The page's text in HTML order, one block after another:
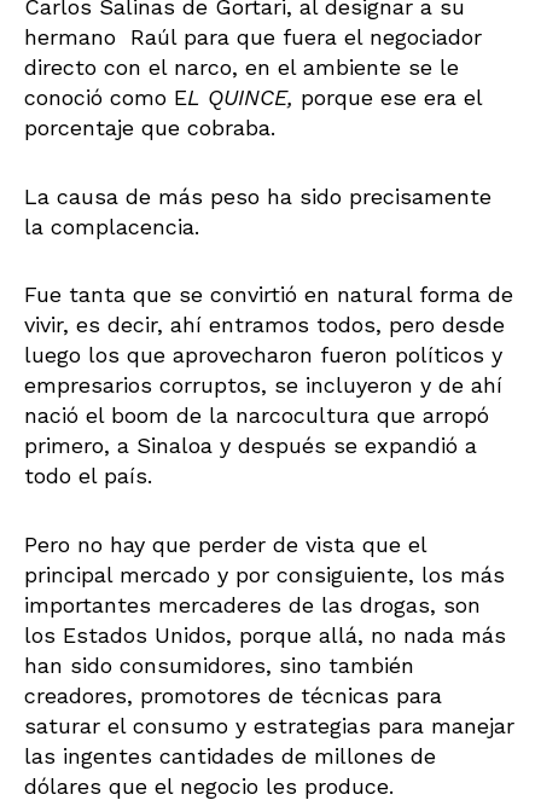
Carlos Salinas de Gortari, al designar a su
hermano Raúl para que fuera el negociador
directo con el narco, en el ambiente se le
conoció como EL QUINCE, porque ese era el
porcentaje que cobraba.
La causa de más peso ha sido precisamente
la complacencia.
Fue tanta que se convirtió en natural forma de
vivir, es decir, ahí entramos todos, pero desde
luego los que aprovecharon fueron políticos y
empresarios corruptos, se incluyeron y de ahí
nació el boom de la narcocultura que arropó
primero, a Sinaloa y después se expandió a
todo el país.
Pero no hay que perder de vista que el
principal mercado y por consiguiente, los más
importantes mercaderes de las drogas, son
los Estados Unidos, porque allá, no nada más
han sido consumidores, sino también
creadores, promotores de técnicas para
saturar el consumo y estrategias para manejar
las ingentes cantidades de millones de
dólares que el negocio les produce.